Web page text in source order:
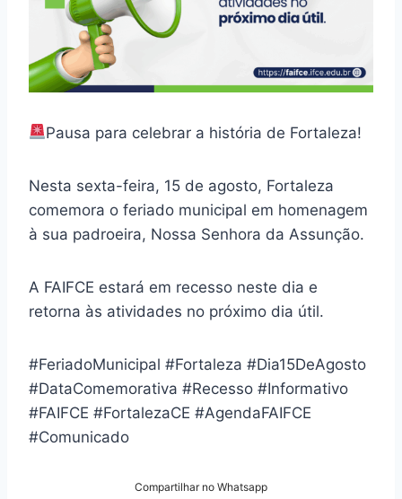
Pausa para celebrar a história de Fortaleza!
Nesta sexta-feira, 15 de agosto, Fortaleza
comemora o feriado municipal em homenagem
à sua padroeira, Nossa Senhora da Assunção.
A FAIFCE estará em recesso neste dia e
retorna às atividades no próximo dia útil.
#FeriadoMunicipal #Fortaleza #Dia15DeAgosto
#DataComemorativa #Recesso #Informativo
#FAIFCE #FortalezaCE #AgendaFAIFCE
#Comunicado
Compartilhar no Whatsapp